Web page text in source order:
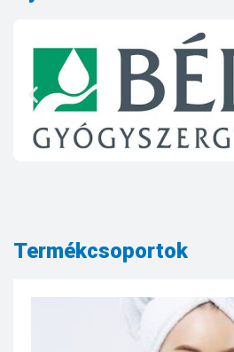
Termékcsoportok